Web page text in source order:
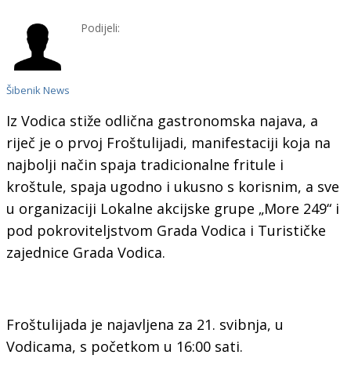
Šibenik News
Podijeli:
Iz Vodica stiže odlična gastronomska najava, a
riječ je o prvoj Froštulijadi, manifestaciji koja na
najbolji način spaja tradicionalne fritule i
kroštule, spaja ugodno i ukusno s korisnim, a sve
u organizaciji Lokalne akcijske grupe „More 249“ i
pod pokroviteljstvom Grada Vodica i Turističke
zajednice Grada Vodica.
Froštulijada je najavljena za 21. svibnja, u
Vodicama, s početkom u 16:00 sati.